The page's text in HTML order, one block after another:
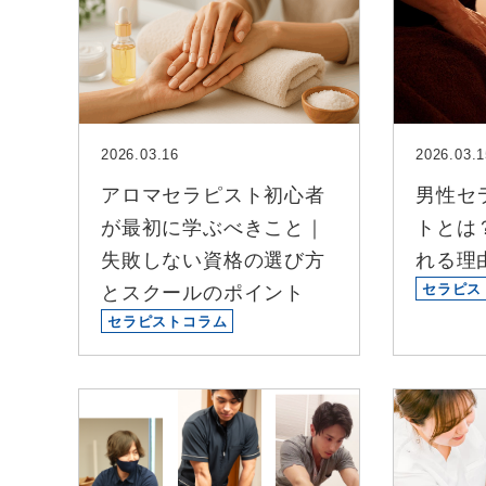
2026.03.16
アロマセラピスト初心者
が最初に学ぶべきこと｜
失敗しない資格の選び方
とスクールのポイント
セラピストコラム
男性セ
トと
れる理
セラピス